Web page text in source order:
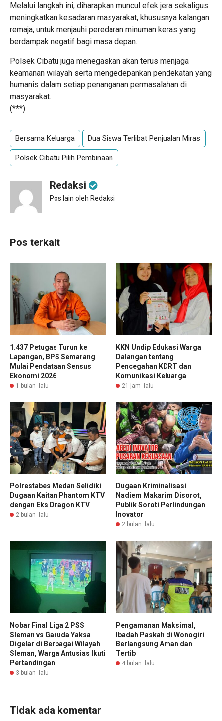
Melalui langkah ini, diharapkan muncul efek jera sekaligus
meningkatkan kesadaran masyarakat, khususnya kalangan
remaja, untuk menjauhi peredaran minuman keras yang
berdampak negatif bagi masa depan.
Polsek Cibatu juga menegaskan akan terus menjaga
keamanan wilayah serta mengedepankan pendekatan yang
humanis dalam setiap penanganan permasalahan di
masyarakat.
(***)
Bersama Keluarga Dua Siswa Terlibat Penjualan Miras
Polsek Cibatu Pilih Pembinaan
Redaksi
Pos lain oleh Redaksi
Pos terkait
1.437 Petugas Turun ke
Lapangan, BPS Semarang
Mulai Pendataan Sensus
Ekonomi 2026
1 bulan lalu
KKN Undip Edukasi Warga
Dalangan tentang
Pencegahan KDRT dan
Komunikasi Keluarga
21 jam lalu
Polrestabes Medan Selidiki
Dugaan Kaitan Phantom KTV
dengan Eks Dragon KTV
2 bulan lalu
Dugaan Kriminalisasi
Nadiem Makarim Disorot,
Publik Soroti Perlindungan
Inovator
2 bulan lalu
Nobar Final Liga 2 PSS
Sleman vs Garuda Yaksa
Digelar di Berbagai Wilayah
Sleman, Warga Antusias Ikuti
Pertandingan
3 bulan lalu
Pengamanan Maksimal,
Ibadah Paskah di Wonogiri
Berlangsung Aman dan
Tertib
4 bulan lalu
Tidak ada komentar